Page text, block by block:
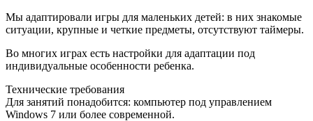
Мы адаптировали игры для маленьких детей: в них знакомые
ситуации, крупные и четкие предметы, отсутствуют таймеры.
Во многих играх есть настройки для адаптации под
индивидуальные особенности ребенка.
Технические требования
Для занятий понадобится: компьютер под управлением
Windows 7 или более современной.